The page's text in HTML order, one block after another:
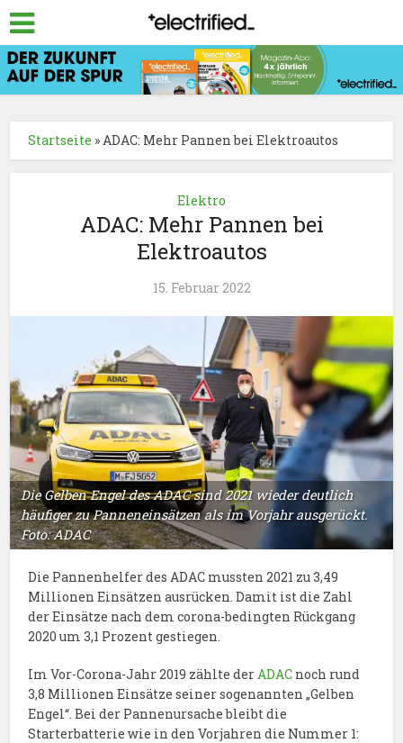
Startseite »ADAC: Mehr Pannen bei Elektroautos
Elektro
ADAC: Mehr Pannen bei
Elektroautos
15. Februar 2022
Die Gelben Engel des ADAC sind 2021 wieder deutlich
häufiger zu Panneneinsätzen als im Vorjahr ausgerückt.
Foto: ADAC
Die Pannenhelfer des ADAC mussten 2021 zu 3,49
Millionen Einsätzen ausrücken. Damit ist die Zahl
der Einsätze nach dem corona-bedingten Rückgang
2020 um 3,1 Prozent gestiegen.
Im Vor-Corona-Jahr 2019 zählte der ADAC noch rund
3,8 Millionen Einsätze seiner sogenannten „Gelben
Engel“. Bei der Pannenursache bleibt die
Starterbatterie wie in den Vorjahren die Nummer 1: